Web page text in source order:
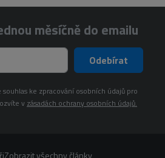
měsíčně do emailu
Odebírat
ke zpracování osobních údajů pro
v zásadách ochrany osobních údajů.
Zobrazit všechny články